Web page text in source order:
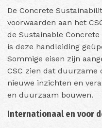
De Concrete
voorwaarden aan het
de Sustainable Concrete
is deze handleiding
Sommige eisen zijn
CSC zien dat duurzame
nieuwe inzichten en
en duurzaam bouwen.
Internationaal en voor